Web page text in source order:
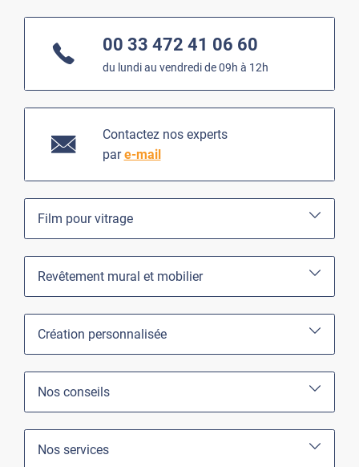
00 33 472 41 06 60
du lundi au vendredi de 09h à 12h
Contactez nos experts
pare-mail
Film pour vitrage
Revêtement mural et mobilier
Création personnalisée
Nos conseils
Nos services